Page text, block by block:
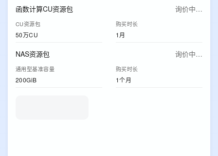
函数计算CU资源包 询价中…
CU资源包
50万CU
购买时长
1月
NAS资源包 询价中…
通用型基准容量
200GiB
购买时长
1个月